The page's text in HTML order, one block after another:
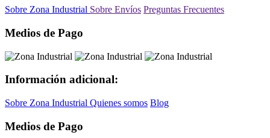
Sobre Zona Industrial Sobre Envíos Preguntas Frecuentes
Medios de Pago
Información adicional:
Sobre Zona Industrial Quienes somos Blog
Medios de Pago